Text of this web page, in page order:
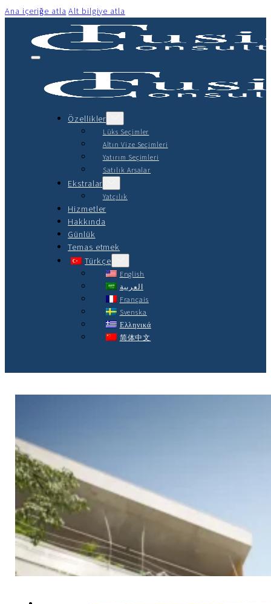
Ana içeriğe atla Alt bilgiye atla
Özellikler
Lüks Seçimler
Altın Vize Seçimleri
Yatırım Seçimleri
Satılık Arsalar
Ekstralar
Yatçılık
Hizmetler
Hakkında
Günlük
Temas etmek
Türkçe
English
العربية
Français
Svenska
Ελληνικά
简体中文